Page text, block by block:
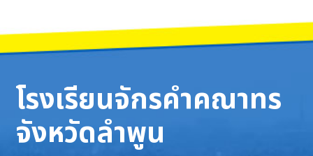
โรงเรียนจักรคำคณาทร
จังหวัดลำพูน